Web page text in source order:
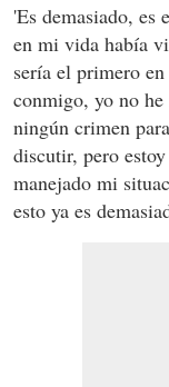
'Es demasiado, es
en mi vida había
sería el primero
conmigo, yo no
ningún crimen
discutir, pero
manejado mi
esto ya es